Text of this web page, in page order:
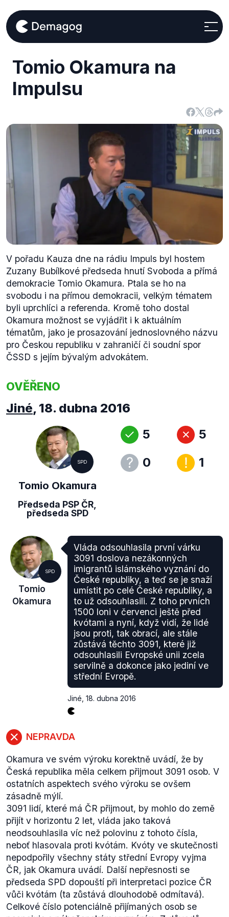
Tomio Okamura na
Impulsu
V pořadu Kauza dne na rádiu Impuls byl hostem
Zuzany Bubílkové předseda hnutí Svoboda a přímá
demokracie Tomio Okamura. Ptala se ho na
svobodu i na přímou demokracii, velkým tématem
byli uprchlíci a referenda. Kromě toho dostal
Okamura možnost se vyjádřit i k aktuálním
tématům, jako je prosazování jednoslovného názvu
pro Českou republiku v zahraničí či soudní spor
ČSSD s jejím bývalým advokátem.
OVĚŘENO
Jiné, 18. dubna 2016
SPD
Tomio Okamura
Předseda PSP ČR,
předseda SPD
5
0
5
1
SPD
Tomio
Okamura
Vláda odsouhlasila první várku
3091 doslova nezákonných
imigrantů islámského vyznání do
České republiky, a teď se je snaží
umístit po celé České republiky, a
to už odsouhlasili. Z toho prvních
1500 loni v červenci ještě před
kvótami a nyní, když vidí, že lidé
jsou proti, tak obrací, ale stále
zůstává těchto 3091, které již
odsouhlasili Evropské unii zcela
servilně a dokonce jako jediní ve
střední Evropě.
Jiné 18. dubna 2016
NEPRAVDA
Okamura ve svém výroku korektně uvádí, že by
Česká republika měla celkem přijmout 3091 osob. V
ostatních aspektech svého výroku se ovšem
zásadně mýlí.
3091 lidí, které má ČR přijmout, by mohlo do země
přijít v horizontu 2 let, vláda jako taková
neodsouhlasila víc než polovinu z tohoto čísla,
neboť hlasovala proti kvótám. Kvóty ve skutečnosti
nepodpořily všechny státy střední Evropy vyjma
ČR, jak Okamura uvádí. Další nepřesnosti se
předseda SPD dopouští při interpretaci pozice ČR
vůči kvótám (ta zůstává dlouhodobě odmítavá).
Celkové číslo potenciálně přijímaných osob se